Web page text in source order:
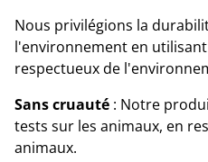
Nous privilégions la
l'environnement en
respectueux de
Sans cruauté : Notre
tests sur les animaux, en
animaux.